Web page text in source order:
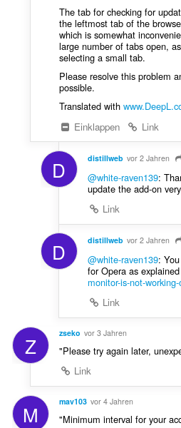
The tab for checking for
the leftmost tab of the
which is somewhat
large number of tabs open,
selecting a small tab.
Please resolve this problem
possible.
Translated with
Einklappen
Link
D distillweb vor 2 Jahren
@white-raven139:
update the add-on
Link
D distillweb vor 2 Jahren
@white-raven139:
for Opera as
monitor-is-not-
Link
Z zseko vor 3 Jahren
"Please try again later,
Link
M mav103 vor 4 Jahren
"Minimum interval for your